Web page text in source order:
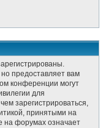
но предоставляет вам
конференции могут
для
зарегистрироваться,
принятыми на
на форумах означает